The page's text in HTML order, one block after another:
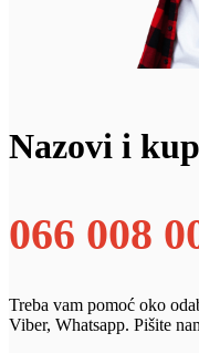
Nazovi i
066 008
Treba vam pomoć oko
Viber, Whatsapp. Pišite